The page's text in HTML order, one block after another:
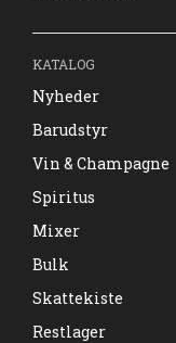
KATALOG
Nyheder
Barudstyr
Vin & Champagne
Spiritus
Mixer
Bulk
Skattekiste
Restlager